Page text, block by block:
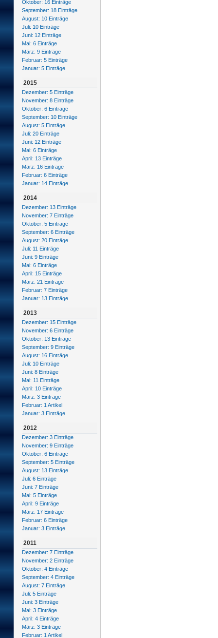
Oktober: 16 Einträge
September: 18 Einträge
August: 10 Einträge
Juli: 10 Einträge
Juni: 12 Einträge
Mai: 6 Einträge
März: 9 Einträge
Februar: 5 Einträge
Januar: 5 Einträge
2015
Dezember: 5 Einträge
November: 8 Einträge
Oktober: 6 Einträge
September: 10 Einträge
August: 5 Einträge
Juli: 20 Einträge
Juni: 12 Einträge
Mai: 6 Einträge
April: 13 Einträge
März: 16 Einträge
Februar: 6 Einträge
Januar: 14 Einträge
2014
Dezember: 13 Einträge
November: 7 Einträge
Oktober: 5 Einträge
September: 6 Einträge
August: 20 Einträge
Juli: 11 Einträge
Juni: 9 Einträge
Mai: 6 Einträge
April: 15 Einträge
März: 21 Einträge
Februar: 7 Einträge
Januar: 13 Einträge
2013
Dezember: 15 Einträge
November: 6 Einträge
Oktober: 13 Einträge
September: 9 Einträge
August: 16 Einträge
Juli: 10 Einträge
Juni: 8 Einträge
Mai: 11 Einträge
April: 10 Einträge
März: 3 Einträge
Februar: 1 Artikel
Januar: 3 Einträge
2012
Dezember: 3 Einträge
November: 9 Einträge
Oktober: 6 Einträge
September: 5 Einträge
August: 13 Einträge
Juli: 6 Einträge
Juni: 7 Einträge
Mai: 5 Einträge
April: 9 Einträge
März: 17 Einträge
Februar: 6 Einträge
Januar: 3 Einträge
2011
Dezember: 7 Einträge
November: 2 Einträge
Oktober: 4 Einträge
September: 4 Einträge
August: 7 Einträge
Juli: 5 Einträge
Juni: 3 Einträge
Mai: 3 Einträge
April: 4 Einträge
März: 3 Einträge
Februar: 1 Artikel